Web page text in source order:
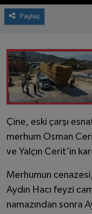
Paylaş
Çine, eski çarşı
merhum Osman
ve Yalçın Cerit'in
Merhumun
Aydın Hacı feyzi
namazından sonra